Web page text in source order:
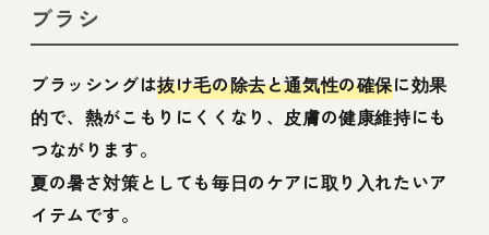
ブラシ
ブラッシングは抜け毛の除去と通気性の確保に効果
的で、熱がこもりにくくなり、皮膚の健康維持にも
つながります。
夏の暑さ対策としても毎日のケアに取り入れたいア
イテムです。